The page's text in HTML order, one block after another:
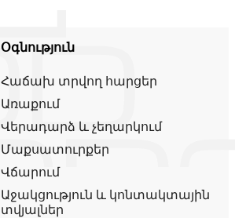
Օգնություն
Հաճախ տրվող հարցեր
Առաքում
Վերադարձ և չեղարկում
Մաքսատուրքեր
Վճարում
Աջակցություն և կոնտակտային
տվյալներ